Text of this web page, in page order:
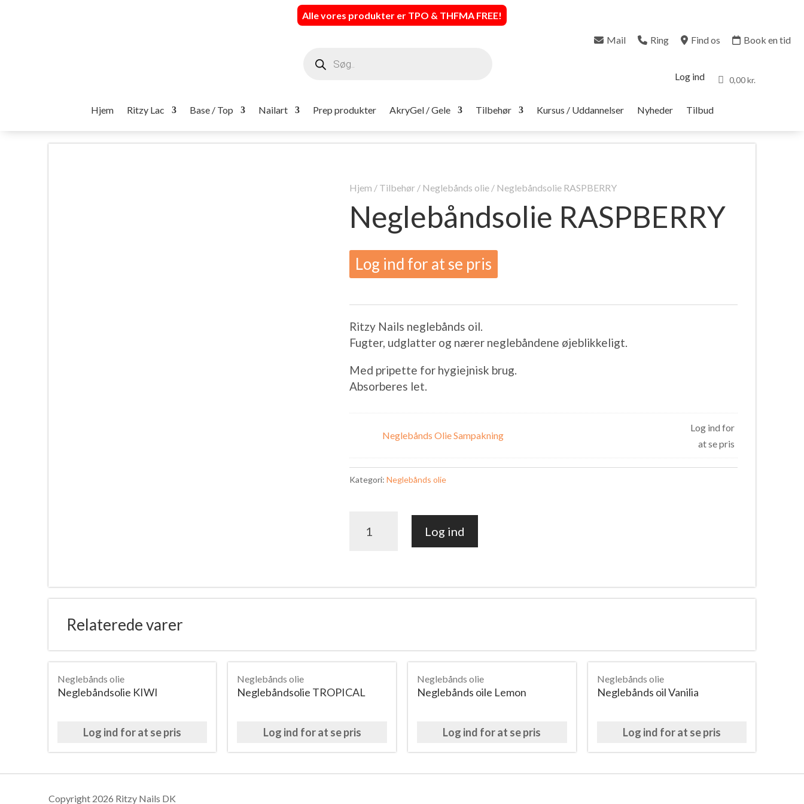
Alle vores produkter er TPO & THFMA FREE!
Mail Ring Find os Book en tid
search
Log ind 0,00 kr.
Hjem Ritzy Lac Base / Top Nailart Prep produkter AkryGel / Gele Tilbehør Kursus / Uddannelser Nyheder Tilbud
Hjem / Tilbehør / Neglebånds olie / Neglebåndsolie RASPBERRY
Neglebåndsolie RASPBERRY
Log ind for at se pris
Ritzy Nails neglebånds oil.
Fugter, udglatter og nærer neglebåndene øjeblikkeligt.
Med pripette for hygiejnisk brug.
Absorberes let.
Neglebånds Olie Sampakning
Log ind for
at se pris
Kategori:Neglebånds olie
Neglebåndsolie
RASPBERRY
Log ind
Relaterede varer
Neglebånds olie
Neglebåndsolie KIWI
Log ind for at se pris
Neglebånds olie
Neglebåndsolie TROPICAL
Log ind for at se pris
Neglebånds olie
Neglebånds oile Lemon
Log ind for at se pris
Neglebånds olie
Neglebånds oil Vanilia
Log ind for at se pris
Copyright 2026 Ritzy Nails DK